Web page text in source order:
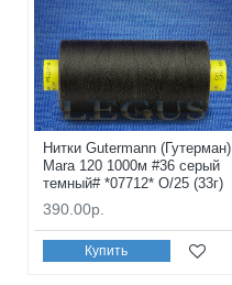
Нитки Gutermann (Гутерман)
Mara 120 1000м #36 серый
темный# *07712* O/25 (33г)
390.00р.
Купить